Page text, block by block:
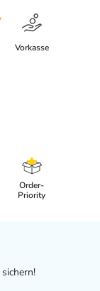
Vorkasse
Order-
Priority
sichern!